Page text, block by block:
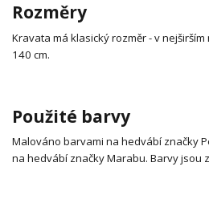
Rozměry
Kravata má klasický rozměr - v nejširším
140 cm.
Použité barvy
Malováno barvami na hedvábí značky
na hedvábí značky Marabu. Barvy jsou